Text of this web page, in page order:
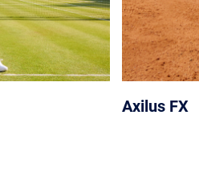
Axilus FX